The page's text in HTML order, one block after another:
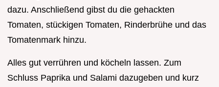
dazu. Anschließend gibst du die gehackten
Tomaten, stückigen Tomaten, Rinderbrühe und das
Tomatenmark hinzu.
Alles gut verrühren und köcheln lassen. Zum
Schluss Paprika und Salami dazugeben und kurz